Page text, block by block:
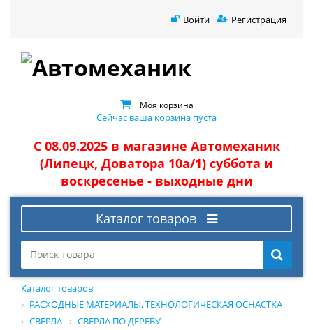
Войти Регистрация
Моя корзина
Сейчас ваша корзина пуста
С 08.09.2025 в магазине Автомеханик
(Липецк, Доватора 10а/1) суббота и
воскресенье - выходные дни
Каталог товаров
Каталог товаров
РАСХОДНЫЕ МАТЕРИАЛЫ, ТЕХНОЛОГИЧЕСКАЯ ОСНАСТКА
СВЕРЛА
СВЕРЛА ПО ДЕРЕВУ